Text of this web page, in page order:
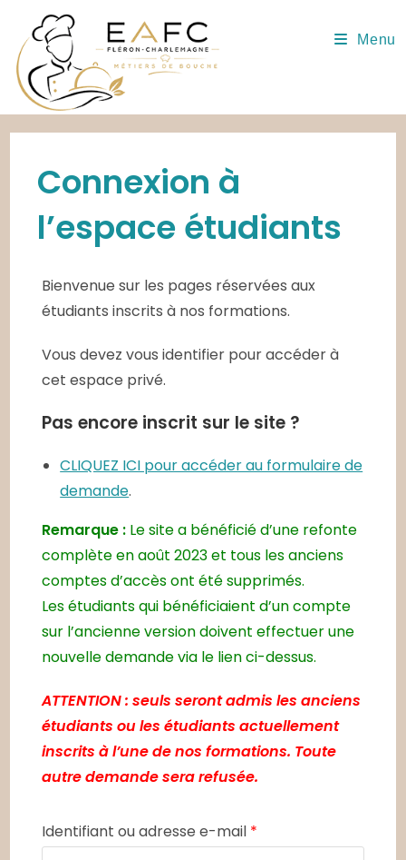
content
Menu
Connexion à
l’espace étudiants
Bienvenue sur les pages réservées aux
étudiants inscrits à nos formations.
Vous devez vous identifier pour accéder à
cet espace privé.
Pas encore inscrit sur le site ?
CLIQUEZ ICI pour accéder au formulaire de
demande.
Remarque : Le site a bénéficié d’une refonte
complète en août 2023 et tous les anciens
comptes d’accès ont été supprimés.
Les étudiants qui bénéficiaient d’un compte
sur l’ancienne version doivent effectuer une
nouvelle demande via le lien ci-dessus.
ATTENTION : seuls seront admis les anciens
étudiants ou les étudiants actuellement
inscrits à l’une de nos formations. Toute
autre demande sera refusée.
Identifiant ou adresse e-mail *